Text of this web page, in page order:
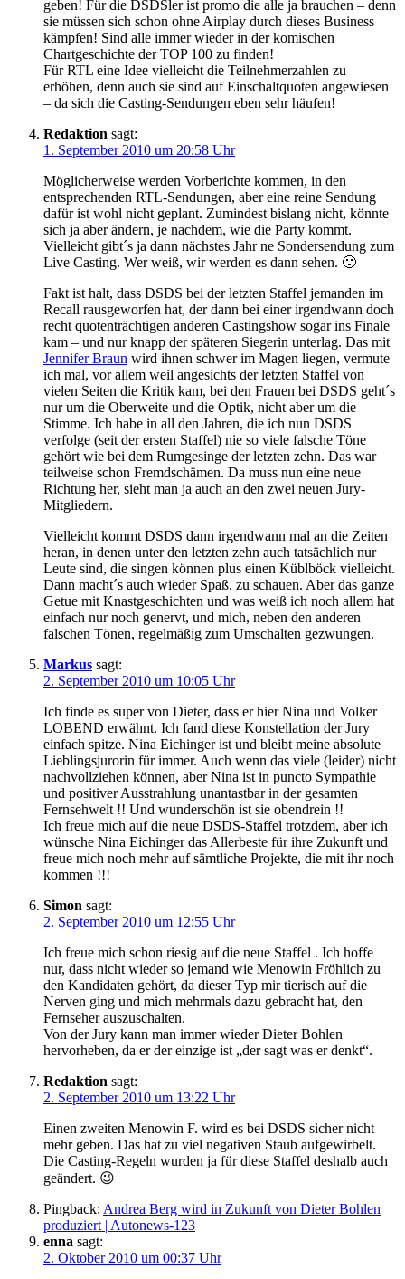
geben! Für die DSDSler ist promo die alle ja brauchen – denn
sie müssen sich schon ohne Airplay durch dieses Business
kämpfen! Sind alle immer wieder in der komischen
Chartgeschichte der TOP 100 zu finden!
Für RTL eine Idee vielleicht die Teilnehmerzahlen zu
erhöhen, denn auch sie sind auf Einschaltquoten angewiesen
– da sich die Casting-Sendungen eben sehr häufen!
Redaktion sagt:
1. September 2010 um 20:58 Uhr
Möglicherweise werden Vorberichte kommen, in den
entsprechenden RTL-Sendungen, aber eine reine Sendung
dafür ist wohl nicht geplant. Zumindest bislang nicht, könnte
sich ja aber ändern, je nachdem, wie die Party kommt.
Vielleicht gibt´s ja dann nächstes Jahr ne Sondersendung zum
Live Casting. Wer weiß, wir werden es dann sehen. 🙂
Fakt ist halt, dass DSDS bei der letzten Staffel jemanden im
Recall rausgeworfen hat, der dann bei einer irgendwann doch
recht quotenträchtigen anderen Castingshow sogar ins Finale
kam – und nur knapp der späteren Siegerin unterlag. Das mit
Jennifer Braun wird ihnen schwer im Magen liegen, vermute
ich mal, vor allem weil angesichts der letzten Staffel von
vielen Seiten die Kritik kam, bei den Frauen bei DSDS geht´s
nur um die Oberweite und die Optik, nicht aber um die
Stimme. Ich habe in all den Jahren, die ich nun DSDS
verfolge (seit der ersten Staffel) nie so viele falsche Töne
gehört wie bei dem Rumgesinge der letzten zehn. Das war
teilweise schon Fremdschämen. Da muss nun eine neue
Richtung her, sieht man ja auch an den zwei neuen Jury-
Mitgliedern.
Vielleicht kommt DSDS dann irgendwann mal an die Zeiten
heran, in denen unter den letzten zehn auch tatsächlich nur
Leute sind, die singen können plus einen Küblböck vielleicht.
Dann macht´s auch wieder Spaß, zu schauen. Aber das ganze
Getue mit Knastgeschichten und was weiß ich noch allem hat
einfach nur noch genervt, und mich, neben den anderen
falschen Tönen, regelmäßig zum Umschalten gezwungen.
Markus sagt:
2. September 2010 um 10:05 Uhr
Ich finde es super von Dieter, dass er hier Nina und Volker
LOBEND erwähnt. Ich fand diese Konstellation der Jury
einfach spitze. Nina Eichinger ist und bleibt meine absolute
Lieblingsjurorin für immer. Auch wenn das viele (leider) nicht
nachvollziehen können, aber Nina ist in puncto Sympathie
und positiver Ausstrahlung unantastbar in der gesamten
Fernsehwelt !! Und wunderschön ist sie obendrein !!
Ich freue mich auf die neue DSDS-Staffel trotzdem, aber ich
wünsche Nina Eichinger das Allerbeste für ihre Zukunft und
freue mich noch mehr auf sämtliche Projekte, die mit ihr noch
kommen !!!
Simon sagt:
2. September 2010 um 12:55 Uhr
Ich freue mich schon riesig auf die neue Staffel . Ich hoffe
nur, dass nicht wieder so jemand wie Menowin Fröhlich zu
den Kandidaten gehört, da dieser Typ mir tierisch auf die
Nerven ging und mich mehrmals dazu gebracht hat, den
Fernseher auszuschalten.
Von der Jury kann man immer wieder Dieter Bohlen
hervorheben, da er der einzige ist „der sagt was er denkt“.
Redaktion sagt:
2. September 2010 um 13:22 Uhr
Einen zweiten Menowin F. wird es bei DSDS sicher nicht
mehr geben. Das hat zu viel negativen Staub aufgewirbelt.
Die Casting-Regeln wurden ja für diese Staffel deshalb auch
geändert. 😉
Pingback: Andrea Berg wird in Zukunft von Dieter Bohlen
produziert | Autonews-123
enna sagt:
2. Oktober 2010 um 00:37 Uhr